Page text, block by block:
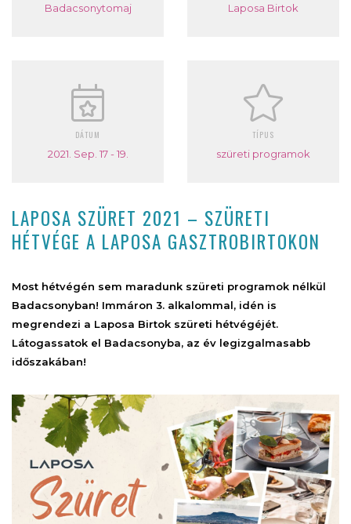
Badacsonytomaj Laposa Birtok
DÁTUM
2021. Sep. 17 - 19.
TÍPUS
szüreti programok
LAPOSA SZÜRET 2021 – SZÜRETI
HÉTVÉGE A LAPOSA GASZTROBIRTOKON
Most hétvégén sem maradunk szüreti programok nélkül
Badacsonyban! Immáron 3. alkalommal, idén is
megrendezi a Laposa Birtok szüreti hétvégéjét.
Látogassatok el Badacsonyba, az év legizgalmasabb
időszakában!